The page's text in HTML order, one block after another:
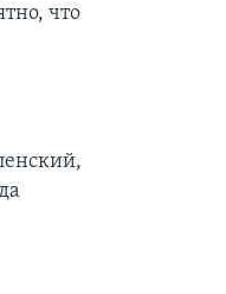
что